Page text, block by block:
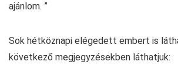
ajánlom. ”
Sok hétköznapi elégedett embert is
következő megjegyzésekben láthatjuk: